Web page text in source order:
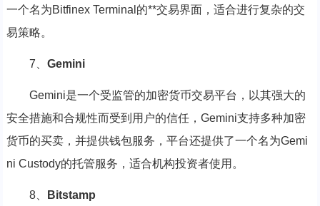
一个名为Bitfinex Terminal的**交易界面，适合进行复杂的交
易策略。
7、 Gemini
Gemini是一个受监管的加密货币交易平台，以其强大的
安全措施和合规性而受到用户的信任，Gemini支持多种加密
货币的买卖，并提供钱包服务，平台还提供了一个名为Gemi
ni Custody的托管服务，适合机构投资者使用。
8、 Bitstamp